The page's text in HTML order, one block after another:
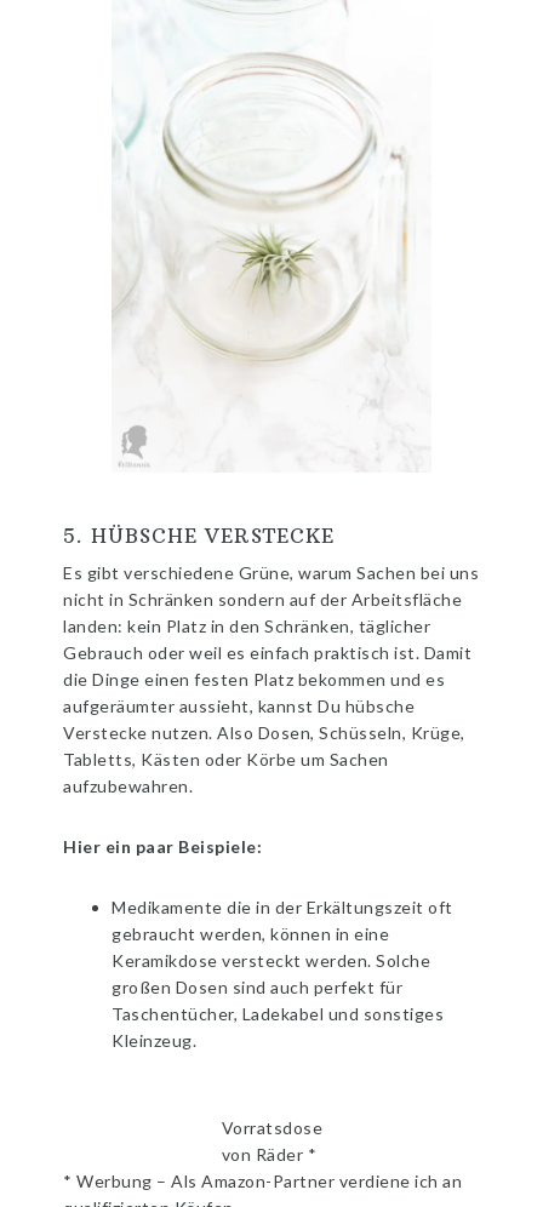
5. HÜBSCHE VERSTECKE
Es gibt verschiedene Grüne, warum Sachen bei uns
nicht in Schränken sondern auf der Arbeitsfläche
landen: kein Platz in den Schränken, täglicher
Gebrauch oder weil es einfach praktisch ist. Damit
die Dinge einen festen Platz bekommen und es
aufgeräumter aussieht, kannst Du hübsche
Verstecke nutzen. Also Dosen, Schüsseln, Krüge,
Tabletts, Kästen oder Körbe um Sachen
aufzubewahren.
Hier ein paar Beispiele:
Medikamente die in der Erkältungszeit oft
gebraucht werden, können in eine
Keramikdose versteckt werden. Solche
großen Dosen sind auch perfekt für
Taschentücher, Ladekabel und sonstiges
Kleinzeug.
Vorratsdose
von Räder *
* Werbung – Als Amazon-Partner verdiene ich an